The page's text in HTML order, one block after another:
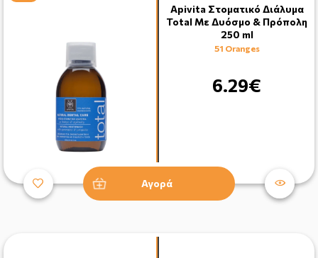
Apivita Στοματικό Διάλυμα
Total Με Δυόσμο & Πρόπολη
250 ml
51 Oranges
6.29€
Αγορά